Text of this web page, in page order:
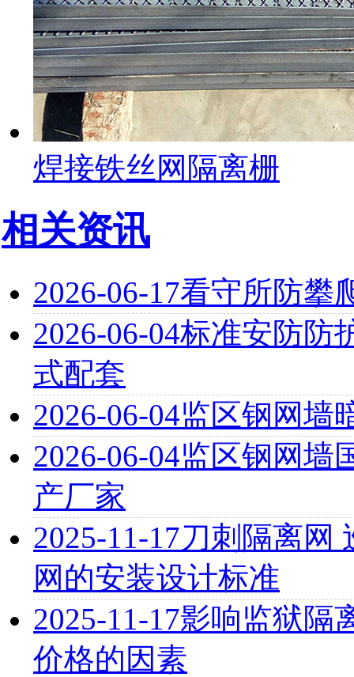
焊接铁丝网隔离栅
相关资讯
2026-06-17看守所防攀
2026-06-04标准安防防
式配套
2026-06-04监区钢网墙
2026-06-04监区钢网墙
产厂家
2025-11-17刀刺隔离网
网的安装设计标准
2025-11-17影响监狱隔
价格的因素